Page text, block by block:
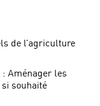
de l’agriculture
: Aménager les
souhaité